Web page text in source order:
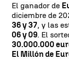
El ganador de
diciembre de
36 y 37, y las
06 y 09. El
30.000.000
El Millón de